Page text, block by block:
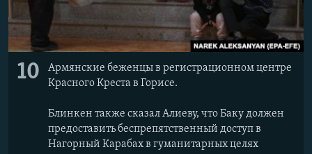
10
Армянские беженцы в регистрационном центре
Красного Креста в Горисе.
Блинкен также сказал Алиеву, что Баку должен
предоставить беспрепятственный доступ в
Нагорный Карабах в гуманитарных целях